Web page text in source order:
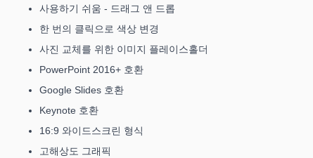
사용하기 쉬움 - 드래그 앤 드롭
한 번의 클릭으로 색상 변경
사진 교체를 위한 이미지 플레이스홀더
PowerPoint 2016+ 호환
Google Slides 호환
Keynote 호환
16:9 와이드스크린 형식
고해상도 그래픽